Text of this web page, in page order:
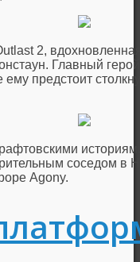
2,
Главный
предстоит
соседом в
Agony.